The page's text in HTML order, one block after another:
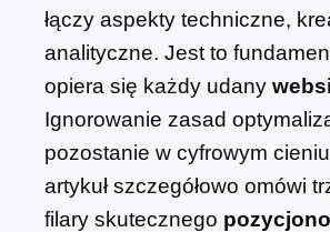
łączy aspekty techniczne,
analityczne. Jest to
opiera się każdy udany
Ignorowanie zasad
pozostanie w cyfrowym
artykuł szczegółowo omówi
filary skutecznego